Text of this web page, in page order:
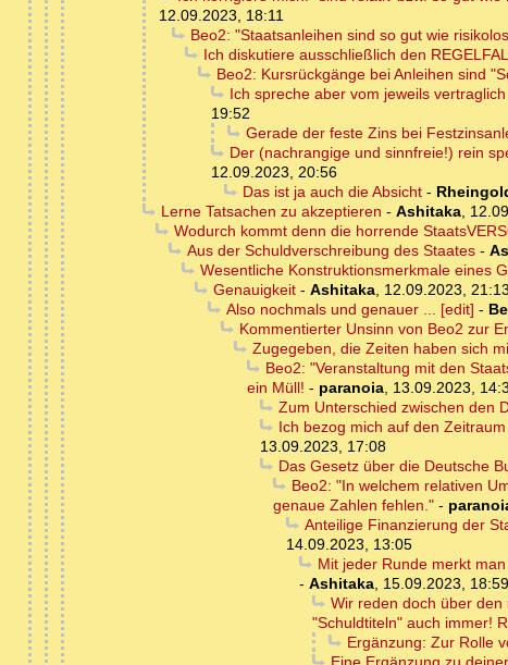
12.09.2023, 18:11
Beo2: "Staatsanleihen sind so gut wie
Ich diskutiere ausschließlich den
Beo2: Kursrückgänge bei Anleihen sind
Ich spreche aber vom jeweils
19:52
Gerade der feste Zins bei
Der (nachrangige und sinnfreie!) rein
12.09.2023, 20:56
Das ist ja auch die Absicht-
Lerne Tatsachen zu akzeptieren - Ashitaka,
Wodurch kommt denn die horrende
Aus der Schuldverschreibung des Staates-
Wesentliche Konstruktionsmerkmale eines
Genauigkeit- Ashitaka, 12.09.2023, 21:13
Also nochmals und genauer ... [edit] -
Kommentierter Unsinn von Beo2 zur
Zugegeben, die Zeiten haben sich
Beo2: "Veranstaltung mit den
ein Müll! - paranoia, 13.09.2023,
Zum Unterschied zwischen den
Ich bezog mich auf den
13.09.2023, 17:08
Das Gesetz über die Deutsche
Beo2: "In welchem relativen
genaue Zahlen fehlen." -
Anteilige Finanzierung der
14.09.2023, 13:05
Mit jeder Runde merkt
- Ashitaka, 15.09.2023, 18:59
Wir reden doch über
"Schuldtiteln" auch immer!
Ergänzung: Zur Rolle